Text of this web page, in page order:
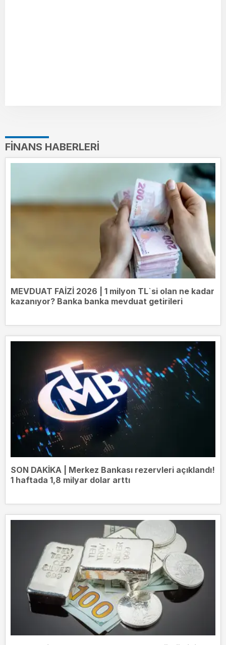
FINANS HABERLERI
MEVDUAT FAİZİ 2026 | 1 milyon TL`si olan ne kadar
kazanıyor? Banka banka mevduat getirileri
SON DAKİKA | Merkez Bankası rezervleri açıklandı!
1 haftada 1,8 milyar dolar arttı